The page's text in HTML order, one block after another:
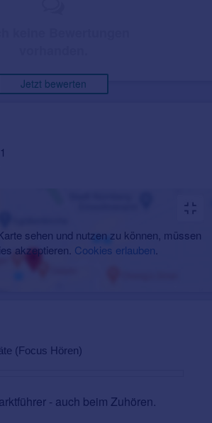
Jetzt bewerten
sehen und nutzen zu können, müssen
akzeptieren. Cookies erlauben
(Focus Hören)
- auch beim Zuhören.